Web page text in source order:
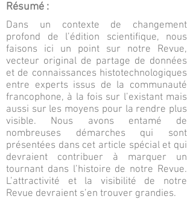
Résumé :
Dans un contexte de changement
profond de l’édition scientifique, nous
faisons ici un point sur notre Revue,
vecteur original de partage de données
et de connaissances histotechnologiques
entre experts issus de la communauté
francophone, à la fois sur l’existant mais
aussi sur les moyens pour la rendre plus
visible. Nous avons entamé de
nombreuses démarches qui sont
présentées dans cet article spécial et qui
devraient contribuer à marquer un
tournant dans l’histoire de notre Revue.
L’attractivité et la visibilité de notre
Revue devraient s’en trouver grandies.